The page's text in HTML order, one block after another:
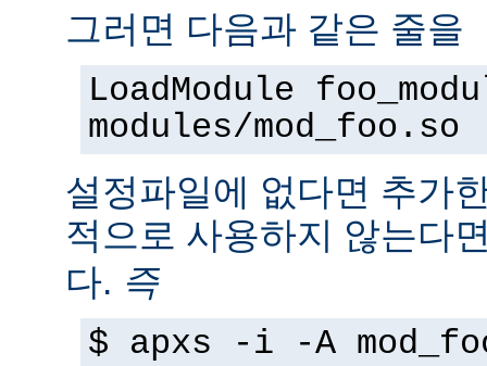
그러면 다음과 같은 줄을
LoadModule
modules/mod_foo.so
설정파일에 없다면 추가
적으로 사용하지 않는다
다. 즉
$ apxs -i -A